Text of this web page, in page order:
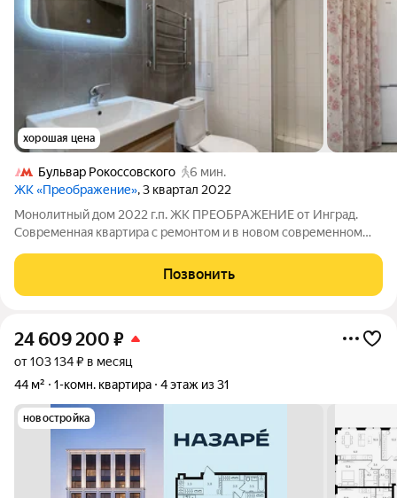
хорошая цена
Бульвар Рокоссовского
6 мин.
ЖК «Преображение», 3 квартал 2022
Монолитный дом 2022 г.п. ЖК ПРЕОБРАЖЕНИЕ от Инград.
Современная квартира с ремонтом и в новом современном
комфортной жизни и экологии вокруг (парки Лосиный остров,
Измайловский парк,
Позвонить
24 609 200 ₽
от 103 134 ₽ в месяц
44 м²
1-комн. квартира 4 этаж из 31
новостройка